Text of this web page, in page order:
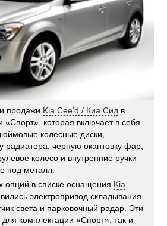
продажи Kia Cee’d / Киа Сид в
«Спорт», которая включает в себя
колесные диски,
радиатора, черную окантовку фар,
колесо и внутренние ручки
под металл.
опций в списке оснащения Kia
электропривод складывания
света и парковочный радар. Эти
комплектации «Спорт», так и